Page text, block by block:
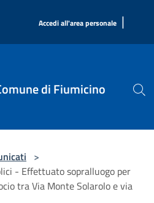
Accedi all'area personale |
di Fiumicino
>
- Effettuato sopralluogo per
tra Via Monte Solarolo e via